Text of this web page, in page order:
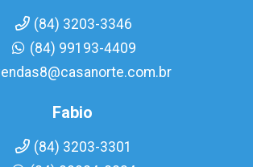
(84) 3203-3346
(84) 99193-4409
Fabio
(84) 3203-3301